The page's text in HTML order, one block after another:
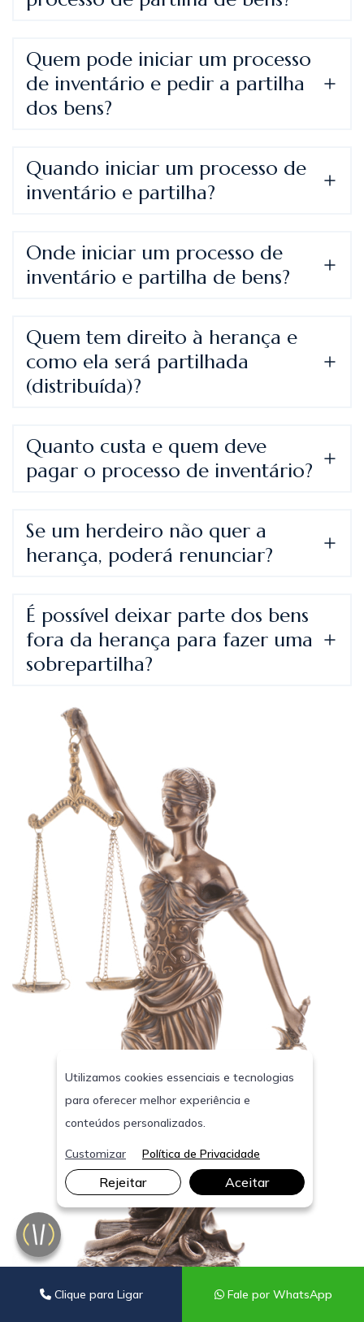
Quem pode iniciar um processo
de inventário e pedir a partilha
dos bens?
Quando iniciar um processo de
inventário e partilha?
Onde iniciar um processo de
inventário e partilha de bens?
Quem tem direito à herança e
como ela será partilhada
(distribuída)?
Quanto custa e quem deve
pagar o processo de inventário?
Se um herdeiro não quer a
herança, poderá renunciar?
É possível deixar parte dos bens
fora da herança para fazer uma
sobrepartilha?
Clique para Ligar Fale por WhatsApp
Utilizamos cookies essenciais e tecnologias
para oferecer melhor experiência e
conteúdos personalizados.
Customizar Política de Privacidade
Rejeitar Aceitar